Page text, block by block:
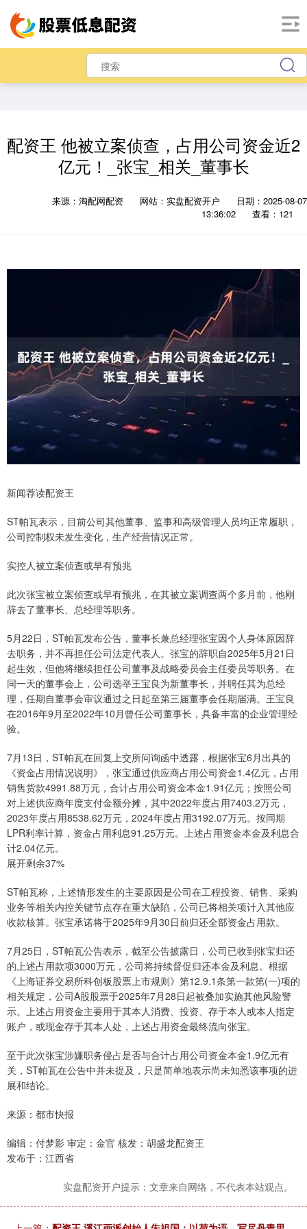
配资王 他被立案侦查，占用公司资金近2
亿元！_张宝_相关_董事长
来源：淘配网配资 网站：实盘配资开户
日期：2025-08-07
13:36:02
查看：121
新闻荐读配资王
ST帕瓦表示，目前公司其他董事、监事和高级管理人员均正常履职，
公司控制权未发生变化，生产经营情况正常。
实控人被立案侦查或早有预兆
此次张宝被立案侦查或早有预兆，在其被立案调查两个多月前，他刚
辞去了董事长、总经理等职务。
5月22日，ST帕瓦发布公告，董事长兼总经理张宝因个人身体原因辞
去职务，并不再担任公司法定代表人。张宝的辞职自2025年5月21日
起生效，但他将继续担任公司董事及战略委员会主任委员等职务。在
同一天的董事会上，公司选举王宝良为新董事长，并聘任其为总经
理，任期自董事会审议通过之日起至第三届董事会任期届满。王宝良
在2016年9月至2022年10月曾任公司董事长，具备丰富的企业管理经
验。
7月13日，ST帕瓦在回复上交所问询函中透露，根据张宝6月出具的
《资金占用情况说明》，张宝通过供应商占用公司资金1.4亿元，占用
销售货款4991.88万元，合计占用公司资金本金1.91亿元；按照公司
对上述供应商年度支付金额分摊，其中2022年度占用7403.2万元，
2023年度占用8538.62万元，2024年度占用3192.07万元。按同期
LPR利率计算，资金占用利息91.25万元。上述占用资金本金及利息合
计2.04亿元。
展开剩余37%
ST帕瓦称，上述情形发生的主要原因是公司在工程投资、销售、采购
业务等相关内控关键节点存在重大缺陷，公司已将相关项计入其他应
收款核算。张宝承诺将于2025年9月30日前归还全部资金占用款。
7月25日，ST帕瓦公告表示，截至公告披露日，公司已收到张宝归还
的上述占用款项3000万元，公司将持续督促归还本金及利息。根据
《上海证券交易所科创板股票上市规则》第12.9.1条第一款第(一)项的
相关规定，公司A股股票于2025年7月28日起被叠加实施其他风险警
示。上述占用资金主要用于其本人消费、投资、存于本人或本人指定
账户，或现金存于其本人处，上述占用资金最终流向张宝。
至于此次张宝涉嫌职务侵占是否与合计占用公司资金本金1.9亿元有
关，ST帕瓦在公告中并未提及，只是简单地表示尚未知悉该事项的进
展和结论。
来源：都市快报
编辑：付梦影 审定：金官 核发：胡盛龙配资王
发布于：江西省
实盘配资开户提示：文章来自网络，不代表本站观点。